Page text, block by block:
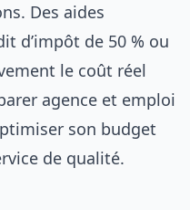
Des aides
d’impôt de 50 % ou
le coût réel
agence et emploi
son budget
de qualité.